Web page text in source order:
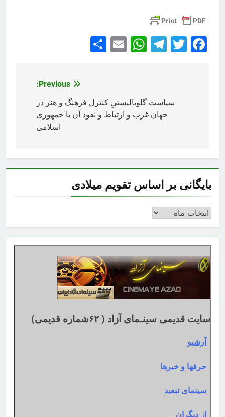
Facebook
Twitter
Telegram
WhatsApp
Email
نوشته
Previous:
سیاست گلوبالیستیِ کنترل فرهنگ و هنر در
جهان غرب و ارتباط و نفوذ آن با جمهوری
اسلامی
بایگانی بر اساس تقویم میلادی
بایگانی
اساس
تقویم
میلادی
سایت قدیمی سینـمای آزاد ( ۶۲شماره قدیمی)
آرشیو
حرفها و خبرها
سینمای تبعید
از دیگران